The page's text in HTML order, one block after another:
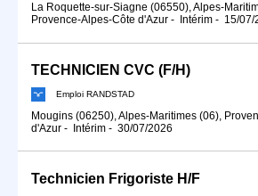
La Roquette-sur-Siagne (06550), Alpes-
Provence-Alpes-Côte d'Azur - Intérim - 15/07/
TECHNICIEN CVC (F/H)
Emploi RANDSTAD
Mougins (06250), Alpes-Maritimes (06),
d'Azur - Intérim - 30/07/2026
Technicien Frigoriste H/F